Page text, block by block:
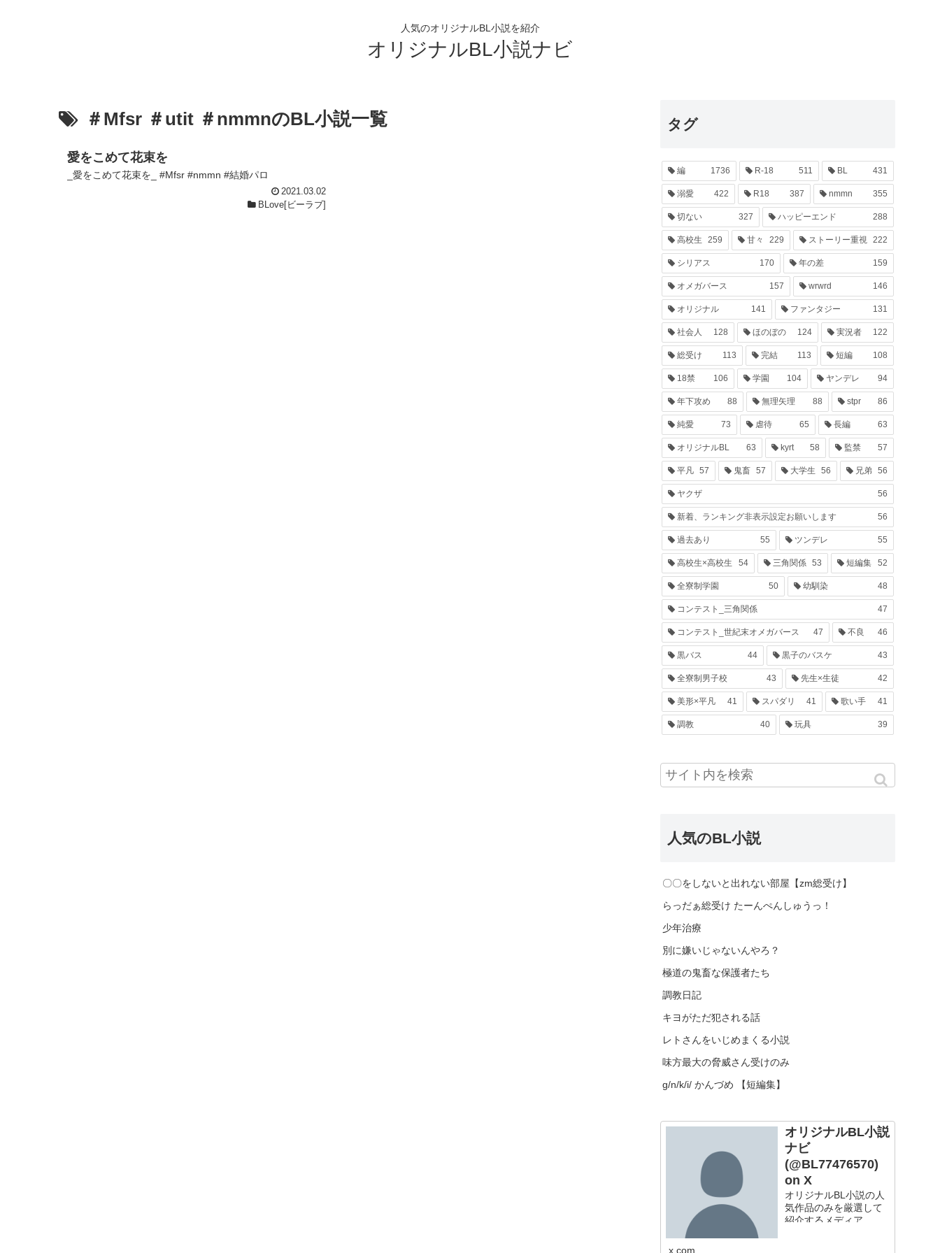
人気のオリジナルBL小説を紹介
オリジナルBL小説ナビ
＃Mfsr ＃utit ＃nmmnのBL小説一覧
愛をこめて花束を
_愛をこめて花束を_ #Mfsr #nmmn #結婚パロ
2021.03.02
BLove[ビーラブ]
タグ
編 1736 R-18 511 BL 431
溺愛 422 R18 387 nmmn 355
切ない 327 ハッピーエンド 288
高校生 259 甘々 229 ストーリー重視 222
シリアス 170 年の差 159
オメガバース 157 wrwrd 146
オリジナル 141 ファンタジー 131
社会人 128 ほのぼの 124 実況者 122
総受け 113 完結 113 短編 108
18禁 106 学園 104 ヤンデレ 94
年下攻め 88 無理矢理 88 stpr 86
純愛 73 虐待 65 長編 63
オリジナルBL 63 kyrt 58 監禁 57
平凡 57 鬼畜 57 大学生 56 兄弟 56
ヤクザ 56
新着、ランキング非表示設定お願いします 56
過去あり 55 ツンデレ 55
高校生×高校生 54 三角関係 53 短編集 52
全寮制学園 50 幼馴染 48
コンテスト_三角関係 47
コンテスト_世紀末オメガバース 47 不良 46
黒バス 44 黒子のバスケ 43
全寮制男子校 43 先生×生徒 42
美形×平凡 41 スパダリ 41 歌い手 41
調教 40 玩具 39
人気のBL小説
〇〇をしないと出れない部屋【zm総受け】
らっだぁ総受け たーんぺんしゅうっ！
少年治療
別に嫌いじゃないんやろ？
極道の鬼畜な保護者たち
調教日記
キヨがただ犯される話
レトさんをいじめまくる小説
味方最大の脅威さん受けのみ
g/n/k/i/ かんづめ 【短編集】
オリジナルBL小説
ナビ
(@BL77476570)
on X
オリジナルBL小説の人
気作品のみを厳選して
紹介するメディア
x.com